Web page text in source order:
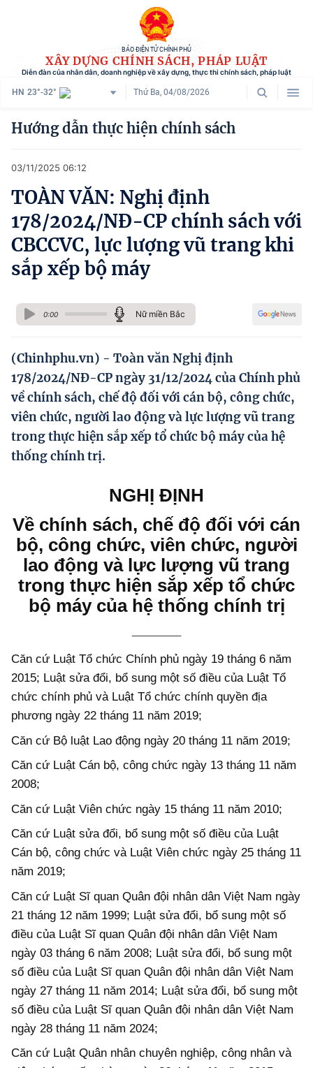
BÁO ĐIỆN TỬ CHÍNH PHỦ
XÂY DỰNG CHÍNH SÁCH, PHÁP LUẬT
Diễn đàn của nhân dân, doanh nghiệp về xây dựng, thực thi chính sách, pháp luật
HN 23°-32° Thứ Ba, 04/08/2026
Danh mục
Tham vấn chính sách
Người dân góp ý
Doanh nghiệp hiến kế
Hướng dẫn thực hiện chính sách
Phát triển kinh tế tư nhân và doanh nghiệp dân tộc
Ocop và chuỗi giá trị Nông sản
Kinh tế tư nhân
Doanh nghiệp dân tộc
Khác
Photo
Hướng dẫn thực hiện chính sách
03/11/2025 06:12
TOÀN VĂN: Nghị định
178/2024/NĐ-CP chính sách với
CBCCVC, lực lượng vũ trang khi
sắp xếp bộ máy
0:00 Nữ miền Bắc
(Chinhphu.vn) - Toàn văn Nghị định
178/2024/NĐ-CP ngày 31/12/2024 của Chính phủ
về chính sách, chế độ đối với cán bộ, công chức,
viên chức, người lao động và lực lượng vũ trang
trong thực hiện sắp xếp tổ chức bộ máy của hệ
thống chính trị.
NGHỊ ĐỊNH
Về chính sách, chế độ đối với cán
bộ, công chức, viên chức, người
lao động và lực lượng vũ trang
trong thực hiện sắp xếp tổ chức
bộ máy của hệ thống chính trị
Căn cứ Luật Tổ chức Chính phủ ngày 19 tháng 6 năm
2015; Luật sửa đổi, bổ sung một số điều của Luật Tổ
chức chính phủ và Luật Tổ chức chính quyền địa
phương ngày 22 tháng 11 năm 2019;
Căn cứ Bộ luật Lao động ngày 20 tháng 11 năm 2019;
Căn cứ Luật Cán bộ, công chức ngày 13 tháng 11 năm
2008;
Căn cứ Luật Viên chức ngày 15 tháng 11 năm 2010;
Căn cứ Luật sửa đổi, bổ sung một số điều của Luật
Cán bộ, công chức và Luật Viên chức ngày 25 tháng 11
năm 2019;
Căn cứ Luật Sĩ quan Quân đội nhân dân Việt Nam ngày
21 tháng 12 năm 1999; Luật sửa đổi, bổ sung một số
điều của Luật Sĩ quan Quân đội nhân dân Việt Nam
ngày 03 tháng 6 năm 2008; Luật sửa đổi, bổ sung một
số điều của Luật Sĩ quan Quân đội nhân dân Việt Nam
ngày 27 tháng 11 năm 2014; Luật sửa đổi, bổ sung một
số điều của Luật Sĩ quan Quân đội nhân dân Việt Nam
ngày 28 tháng 11 năm 2024;
Căn cứ Luật Quân nhân chuyên nghiệp, công nhân và